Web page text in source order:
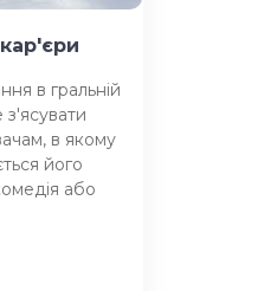
в гральній
в якому
його
або